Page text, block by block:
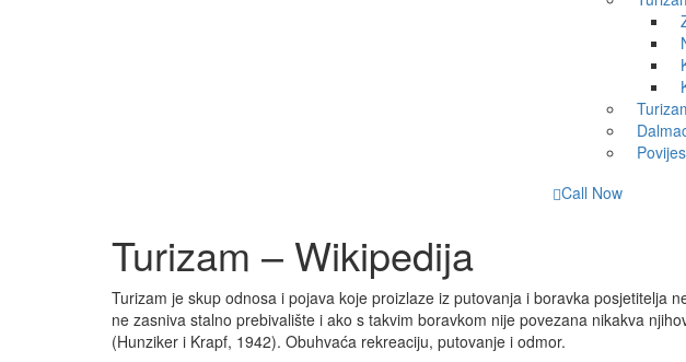
Call Now
Turizam – Wikipedija
Turizam je skup odnosa i pojava koje proizlaze iz putovanja i boravka posjetitelja
ne zasniva stalno prebivalište i ako s takvim boravkom nije povezana nikakva
(Hunziker i Krapf, 1942). Obuhvaća rekreaciju, putovanje i odmor.